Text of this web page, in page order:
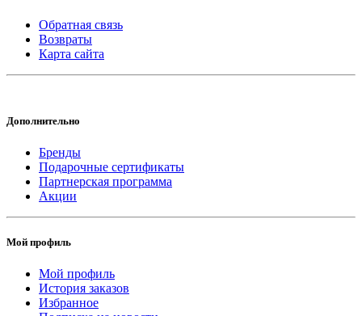
Обратная связь
Возвраты
Карта сайта
Дополнительно
Бренды
Подарочные сертификаты
Партнерская программа
Акции
Мой профиль
Мой профиль
История заказов
Избранное